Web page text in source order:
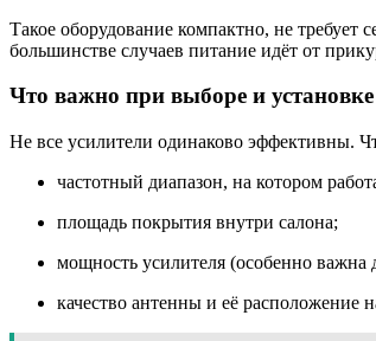
Такое оборудование компактно, не требует
большинстве случаев питание идёт от
Что важно при выборе и установке
Не все усилители одинаково эффективны.
частотный диапазон, на котором
площадь покрытия внутри салона;
мощность усилителя (особенно важна
качество антенны и её расположение